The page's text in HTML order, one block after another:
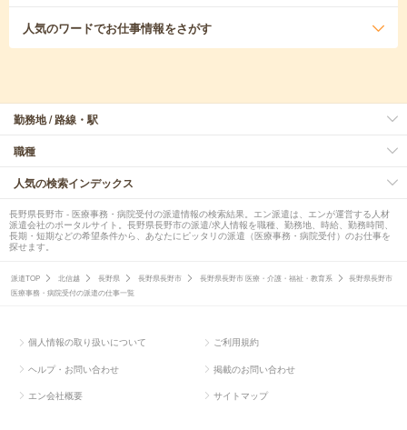
人気のワードでお仕事情報をさがす
勤務地 / 路線・駅
職種
人気の検索インデックス
長野県長野市 - 医療事務・病院受付の派遣情報の検索結果。エン派遣は、エンが運営する人材
派遣会社のポータルサイト。長野県長野市の派遣/求人情報を職種、勤務地、時給、勤務時間、
長期・短期などの希望条件から、あなたにピッタリの派遣（医療事務・病院受付）のお仕事を
探せます。
派遣TOP 北信越 長野県 長野県長野市 長野県長野市 医療・介護・福祉・教育系
長野県長野市
医療事務・病院受付の派遣の仕事一覧
個人情報の取り扱いについて ご利用規約
ヘルプ・お問い合わせ 掲載のお問い合わせ
エン会社概要 サイトマップ